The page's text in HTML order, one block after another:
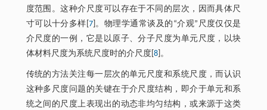
度范围。这种介尺度可以存在于不同的层次，因而具体尺
寸可以十分多样[ 7]。物理学通常谈及的“介观”尺度仅仅是
介尺度的一例，它是以原子、分子尺度为单元尺度，以块
体材料尺度为系统尺度时的介尺度[ 8]。
传统的方法关注每一层次的单元尺度和系统尺度，而认识
这种多尺度问题的关键在于介尺度结构，即介于单元和系
统之间的尺度上表现出的动态非均匀结构，或来源于这类